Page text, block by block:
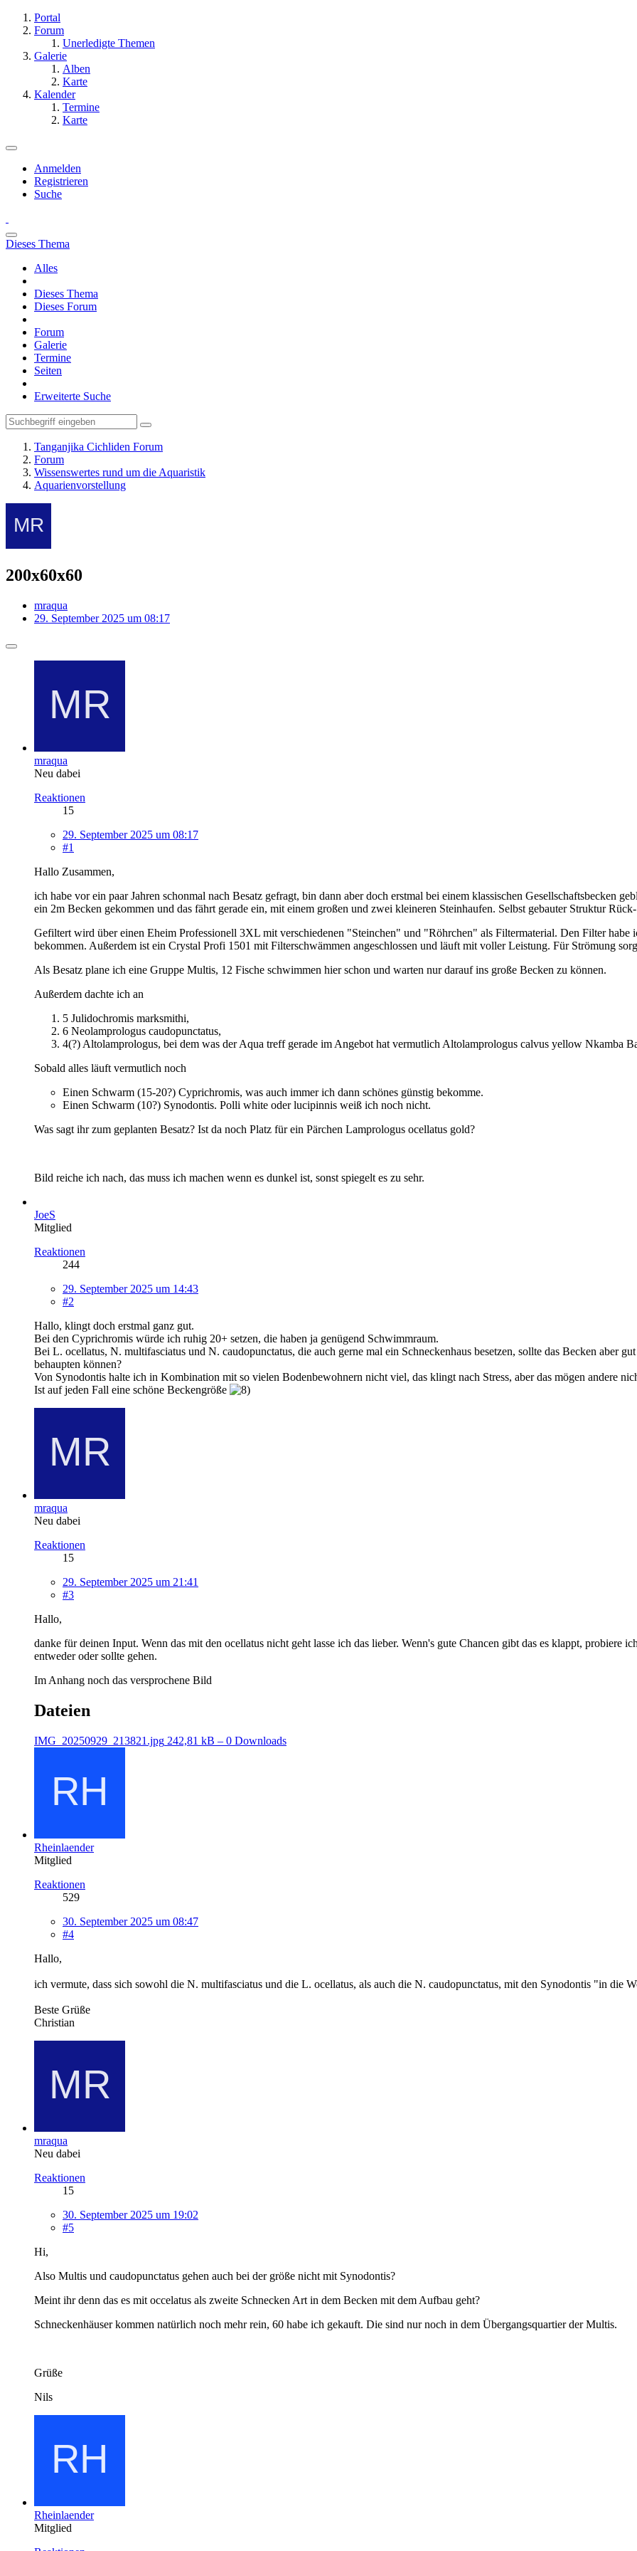
Portal
Forum
Unerledigte Themen
Galerie
Alben
Karte
Kalender
Termine
Karte
Anmelden
Registrieren
Suche
Dieses Thema
Alles
Dieses Thema
Dieses Forum
Forum
Galerie
Termine
Seiten
Erweiterte Suche
Tanganjika Cichliden Forum
Forum
Wissenswertes rund um die Aquaristik
Aquarienvorstellung
200x60x60
mraqua
29. September 2025 um 08:17
mraqua
Neu dabei
Reaktionen
15
29. September 2025 um 08:17
#1
Hallo Zusammen,
ich habe vor ein paar Jahren schonmal nach Besatz gefragt, bin dann aber doch erstmal bei einem klassischen Gesellschaftsbecken
ein 2m Becken gekommen und das fährt gerade ein, mit einem großen und zwei kleineren Steinhaufen. Selbst gebauter Struktur
Gefiltert wird über einen Eheim Professionell 3XL mit verschiedenen "Steinchen" und "Röhrchen" als Filtermaterial. Den Filter habe
bekommen. Außerdem ist ein Crystal Profi 1501 mit Filterschwämmen angeschlossen und läuft mit voller Leistung. Für Strömung
Als Besatz plane ich eine Gruppe Multis, 12 Fische schwimmen hier schon und warten nur darauf ins große Becken zu können.
Außerdem dachte ich an
5 Julidochromis marksmithi,
6 Neolamprologus caudopunctatus,
4(?) Altolamprologus, bei dem was der Aqua treff gerade im Angebot hat vermutlich Altolamprologus calvus yellow Nkamba
Sobald alles läuft vermutlich noch
Einen Schwarm (15-20?) Cyprichromis, was auch immer ich dann schönes günstig bekomme.
Einen Schwarm (10?) Synodontis. Polli white oder lucipinnis weiß ich noch nicht.
Was sagt ihr zum geplanten Besatz? Ist da noch Platz für ein Pärchen Lamprologus ocellatus gold?
Bild reiche ich nach, das muss ich machen wenn es dunkel ist, sonst spiegelt es zu sehr.
JoeS
Mitglied
Reaktionen
244
29. September 2025 um 14:43
#2
Hallo, klingt doch erstmal ganz gut.
Bei den Cyprichromis würde ich ruhig 20+ setzen, die haben ja genügend Schwimmraum.
Bei L. ocellatus, N. multifasciatus und N. caudopunctatus, die auch gerne mal ein Schneckenhaus besetzen, sollte das Becken aber
behaupten können?
Von Synodontis halte ich in Kombination mit so vielen Bodenbewohnern nicht viel, das klingt nach Stress, aber das mögen andere
Ist auf jeden Fall eine schöne Beckengröße
mraqua
Neu dabei
Reaktionen
15
29. September 2025 um 21:41
#3
Hallo,
danke für deinen Input. Wenn das mit den ocellatus nicht geht lasse ich das lieber. Wenn's gute Chancen gibt das es klappt, probiere
entweder oder sollte gehen.
Im Anhang noch das versprochene Bild
Dateien
IMG_20250929_213821.jpg 242,81 kB – 0 Downloads
Rheinlaender
Mitglied
Reaktionen
529
30. September 2025 um 08:47
#4
Hallo,
ich vermute, dass sich sowohl die N. multifasciatus und die L. ocellatus, als auch die N. caudopunctatus, mit den Synodontis "in die
Beste Grüße
Christian
mraqua
Neu dabei
Reaktionen
15
30. September 2025 um 19:02
#5
Hi,
Also Multis und caudopunctatus gehen auch bei der größe nicht mit Synodontis?
Meint ihr denn das es mit occelatus als zweite Schnecken Art in dem Becken mit dem Aufbau geht?
Schneckenhäuser kommen natürlich noch mehr rein, 60 habe ich gekauft. Die sind nur noch in dem Übergangsquartier der Multis.
Grüße
Nils
Rheinlaender
Mitglied